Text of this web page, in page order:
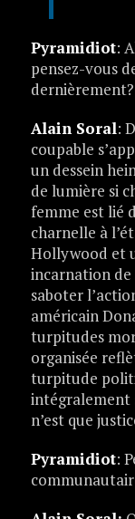
Pyramidiot:
pensez-vous
dernièrement?
Alain Soral:
coupable
un dessein
de lumière si
femme est lié
charnelle à
Hollywood et
incarnation de
saboter
américain
turpitudes
organisée
turpitude
intégralement
n’est que
Pyramidiot: